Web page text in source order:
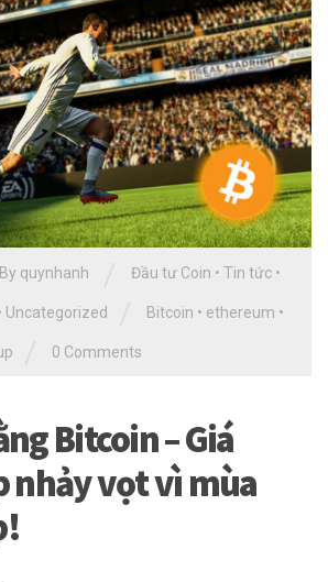
By quynhanh Đầu tư Coin • Tin tức •
Uncategorized Bitcoin • ethereum •
0 Comments
Bitcoin – Giá
nhảy vọt vì mùa